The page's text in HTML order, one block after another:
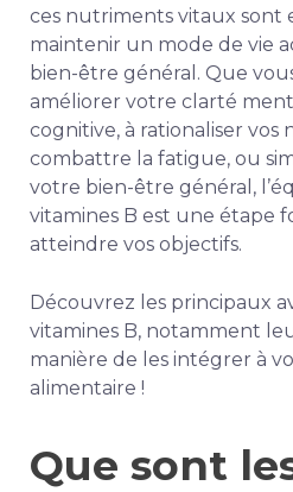
ces nutriments vitaux sont
maintenir un mode de vie
bien-être général. Que
améliorer votre clarté
cognitive, à rationaliser vos
combattre la fatigue, ou
votre bien-être général,
vitamines B est une étape
atteindre vos objectifs.
Découvrez les principaux
vitamines B, notamment
manière de les intégrer à
alimentaire !
Que sont